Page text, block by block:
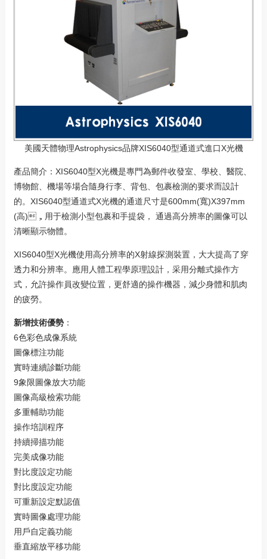
美國天體物理Astrophysics品牌XIS6040型通道式進口X光機
產品簡介：XIS6040型X光機是專門為郵件收發室、學校、醫院、
博物館、機場等場合隨身行李、背包、包裹檢測的要求而設計
的。XIS6040型通道式X光機的通道尺寸是600mm(寬)X397mm
(高)，用于檢測小型包裹和手提袋， 通過高分辨率的圖像可以
清晰顯示物體。
XIS6040型X光機使用高分辨率的X射線探測裝置，大大提高了穿
透力和分辨率。應用人體工程學原理設計，采用分離式操作方
式，允許操作員改變位置，更舒適的操作機器，減少身體和肌肉
的疲勞。
新增技術優勢 ：
6色彩色成像系統
圖像標注功能
實時連續診斷功能
9象限圖像放大功能
圖像高級檢索功能
多重輔助功能
操作培訓程序
持續掃描功能
完美成像功能
對比度設定功能
對比度設定功能
可重新設定默認值
實時圖像處理功能
用戶自定義功能
垂直縮放平移功能